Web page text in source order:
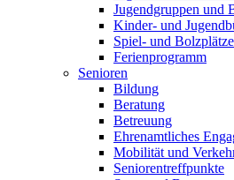
Jugendgruppen und
Kinder- und
Spiel- und Bolzplätze
Ferienprogramm
Senioren
Bildung
Beratung
Betreuung
Ehrenamtliches
Mobilität und
Seniorentreffpunkte